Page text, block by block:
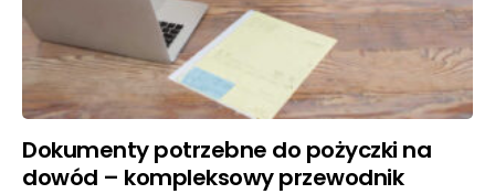
Dokumenty potrzebne do pożyczki na
dowód – kompleksowy przewodnik